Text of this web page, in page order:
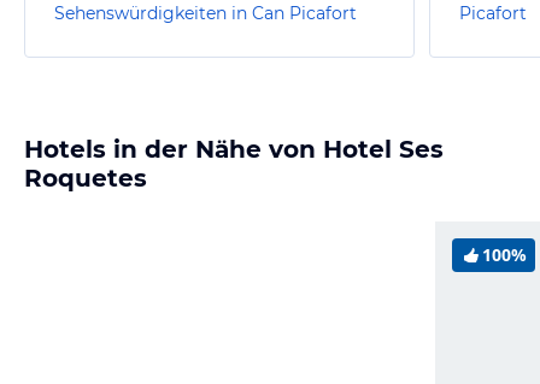
Sehenswürdigkeiten in Can Picafort
Picafort
Hotels in der Nähe von Hotel Ses
Roquetes
100%